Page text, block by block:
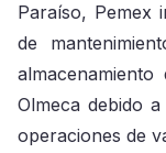
Paraíso, Pemex
de
Olmeca debido
operaciones de